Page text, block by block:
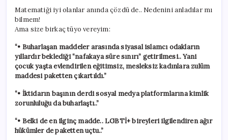
Matematiği iyi olanlar anında çözdü de.. Nedenini anladılar mı
bilmem!
Ama size birkaç tüyo vereyim:
“• Buharlaşan maddeler arasında siyasal islamcı odakların
yıllardır beklediği “nafakaya süre sınırı” getirilmesi.. Yani
çocuk yaşta evlendirilen eğitimsiz, mesleksiz kadınlara zulüm
maddesi paketten çıkartıldı.”
“• İktidarın başının derdi sosyal medya platformlarına kimlik
zorunluluğu da buharlaştı..”
“• Belki de en ilginç madde.. LGBTİ+ bireyleri ilgilendiren ağır
hükümler de paketten uçtu..”